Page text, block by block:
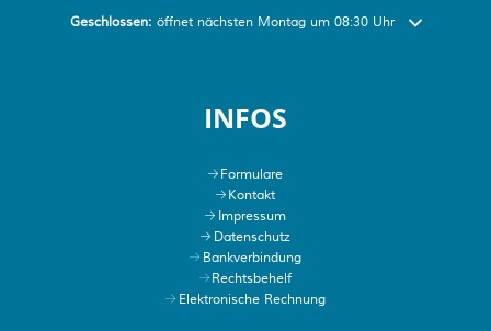
Klicken, um weitere Öffnungs- oder Schließzeiten auszublenden
Geschlossen: öffnet nächsten Montag um 08:30 Uhr
INFOS
Formulare
Kontakt
Impressum
Datenschutz
Bankverbindung
Rechtsbehelf
Elektronische Rechnung